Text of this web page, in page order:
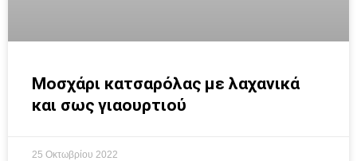
Μοσχάρι κατσαρόλας µε λαχανικά
και σως γιαουρτιού
25 Οκτωβρίου 2022